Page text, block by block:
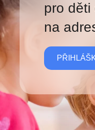
pro děti
na